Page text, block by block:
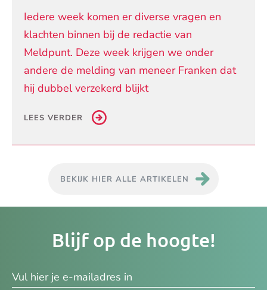
Iedere week komen er diverse vragen en
klachten binnen bij de redactie van
Meldpunt. Deze week krijgen we onder
andere de melding van meneer Franken dat
hij dubbel verzekerd blijkt
LEES VERDER
BEKIJK HIER ALLE ARTIKELEN
Blijf op de hoogte!